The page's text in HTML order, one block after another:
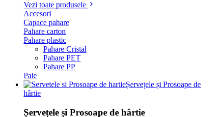
Vezi toate produsele
Accesori
Capace pahare
Pahare carton
Pahare plastic
Pahare Cristal
Pahare PET
Pahare PP
Paie
Șervețele și Prosoape de
hârtie
Șervețele și Prosoape de hârtie